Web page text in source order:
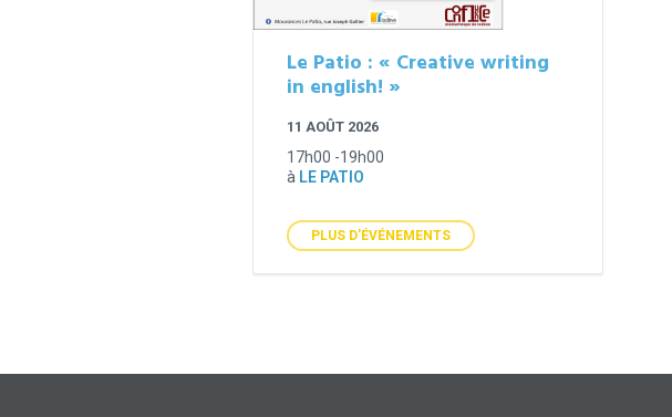
Le Patio : « Creative writing
in english! »
11 AOÛT 2026
17h00 -19h00
à LE PATIO
PLUS D'ÉVÉNEMENTS